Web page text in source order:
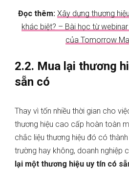
Đọc thêm: Xây dựng thương
khác biệt? – Bài học từ
của Tomorrow
2.2. Mua lại thương
sẵn có
Thay vì tốn nhiều thời gian cho
thương hiệu cao cấp hoàn toàn
chắc liệu thương hiệu đó có thành
trường hay không, doanh nghiệp
lại một thương hiệu uy tín có